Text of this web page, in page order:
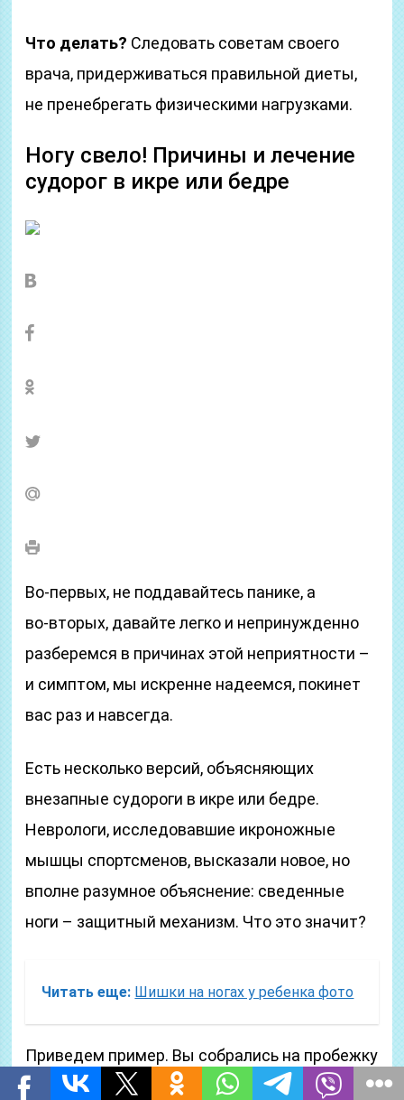
Что делать? Следовать советам своего
врача, придерживаться правильной диеты,
не пренебрегать физическими нагрузками.
Ногу свело! Причины и лечение
судорог в икре или бедре
Во‑первых, не поддавайтесь панике, а
во‑вторых, давайте легко и непринужденно
разберемся в причинах этой неприятности –
и симптом, мы искренне надеемся, покинет
вас раз и навсегда.
Есть несколько версий, объясняющих
внезапные судороги в икре или бедре.
Неврологи, исследовавшие икроножные
мышцы спорт­сменов, высказали новое, но
вполне разумное объяснение: сведенные
ноги – защитный механизм. Что это значит?
Читать еще: Шишки на ногах у ребенка фото
Приведем пример. Вы собрались на пробежку
первый раз в жизни. И, будучи дамой